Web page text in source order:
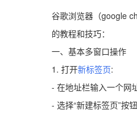
谷歌浏览器（google
的教程和技巧：
一、基本多窗口操作
1. 打开新标签页:
- 在地址栏输入一个网
- 选择“新建标签页”按